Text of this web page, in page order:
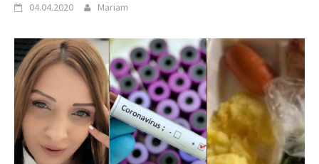
04.04.2020 Mariam